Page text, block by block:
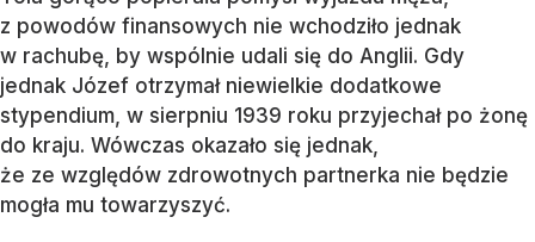
z powodów finansowych nie wchodziło jednak
w rachubę, by wspólnie udali się do Anglii. Gdy
jednak Józef otrzymał niewielkie dodatkowe
stypendium, w sierpniu 1939 roku przyjechał po żonę
do kraju. Wówczas okazało się jednak,
że ze względów zdrowotnych partnerka nie będzie
mogła mu towarzyszyć.